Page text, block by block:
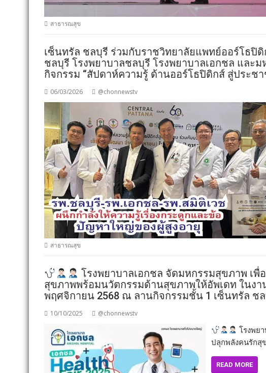
สาธารณสุข
เซ็นทรัล ชลบุรี ร่วมกับราชวิทยาลัยแพทย์ออร์โธปิ
ชลบุรี โรงพยาบาลชลบุรี โรงพยาบาลเอกชล แล
กิจกรรม “สัปดาห์ความรู้ ด้านออร์โธปิดิกส์ สู่ประช
06/03/2026 @chonnewstv
สาธารณสุข
โรงพยาบาลเอกชล จัดมหกรรมสุขภาพ เ
สุขภาพพร้อมนวัตกรรมด้านสุขภาพให้อัพเดท ในงาน
พฤศจิกายน 2568 ณ ลานกิจกรรมชั้น 1 เซ็นทรัล ช
10/10/2025 @chonnewstv
โรงพย
ปลุกพลังคนรักสุ
READ MORE